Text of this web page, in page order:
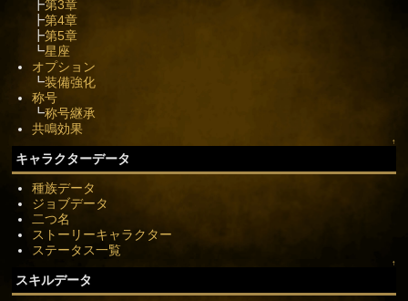
┣第3章
┣第4章
┣第5章
┗星座
オプション
┗装備強化
称号
┗称号継承
共鳴効果
↑
キャラクターデータ
種族データ
ジョブデータ
二つ名
ストーリーキャラクター
ステータス一覧
↑
スキルデータ